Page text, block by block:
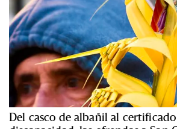
Del casco de albañil al